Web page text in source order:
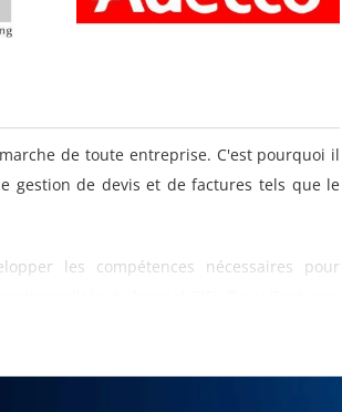
de toute entreprise. C'est pourquoi il
gestion de devis et de factures tels que le
les compétences nécessaires pour
de la gestion de devis et de factures,